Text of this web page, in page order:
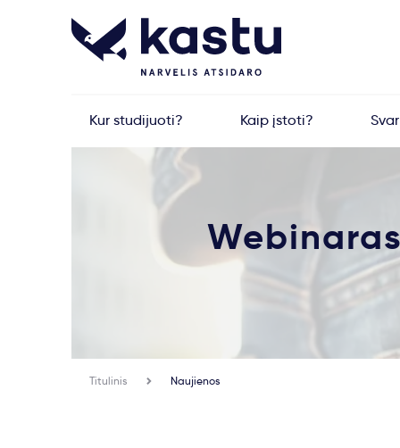
Kur studijuoti? Kaip įstoti?
Titulinis Naujienos